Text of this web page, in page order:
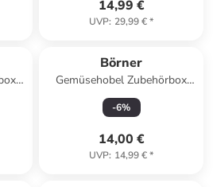
14,99 €
UVP: 29,99 €*
V5
Börner
Gemüsehobel Zubehörbox
Schieberbox - Zubehör für V5
PowerLine in grün
-6%
14,00 €
UVP: 14,99 €*